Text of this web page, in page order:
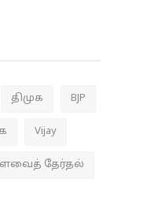
திமுக BJP
Vijay
தேர்தல்